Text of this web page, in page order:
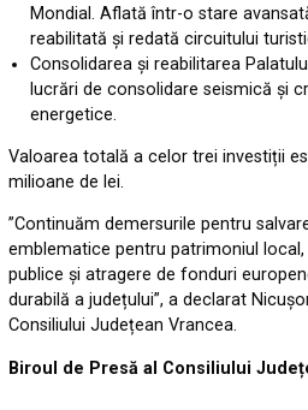
Mondial. Aflată într-o stare
reabilitată și redată circuitului
Consolidarea și reabilitarea
lucrări de consolidare seismică și
energetice.
Valoarea totală a celor trei investiții
milioane de lei.
”Continuăm demersurile pentru
emblematice pentru patrimoniul
publice și atragere de fonduri
durabilă a județului”, a declarat
Consiliului Județean Vrancea.
Biroul de Presă al Consiliului